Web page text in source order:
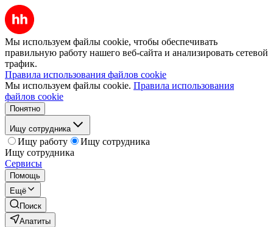
Мы используем файлы cookie, чтобы обеспечивать
правильную работу нашего веб-сайта и анализировать сетевой
трафик.
Правила использования файлов cookie
Мы используем файлы cookie. Правила использования
файлов cookie
Понятно
Ищу сотрудника
Ищу работу
Ищу сотрудника
Ищу сотрудника
Сервисы
Помощь
Ещё
Поиск
Апатиты